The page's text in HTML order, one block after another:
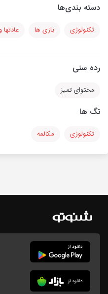
دسته بندی‌ها
تکنولوژی بازی ها عادتها
رده سنی
محتوای تمیز
تگ ها
تکنولوژی مکالمه